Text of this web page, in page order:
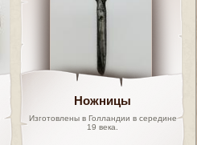
Ножницы
Изготовлены в Голландии в середине
19 века.